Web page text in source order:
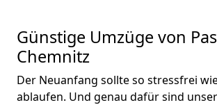
Günstige Umzüge von
Chemnitz
Der Neuanfang sollte so stressfrei
ablaufen. Und genau dafür sind